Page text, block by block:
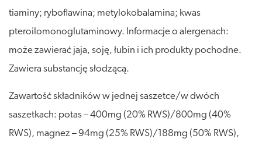
tiaminy; ryboflawina; metylokobalamina; kwas
pteroilomonoglutaminowy. Informacje o alergenach:
może zawierać jaja, soję, łubin i ich produkty pochodne.
Zawiera substancję słodzącą.
Zawartość składników w jednej saszetce/w dwóch
saszetkach: potas – 400mg (20% RWS)/800mg (40%
RWS), magnez – 94mg (25% RWS)/188mg (50% RWS),